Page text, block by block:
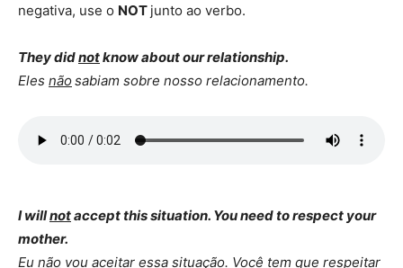
negativa, use o NOT junto ao verbo.
They didnotknow about our relationship.
Eles nãosabiam sobre nosso relacionamento.
I willnotaccept this situation. You need to respect your
mother.
Eu não vou aceitar essa situação. Você tem que respeitar